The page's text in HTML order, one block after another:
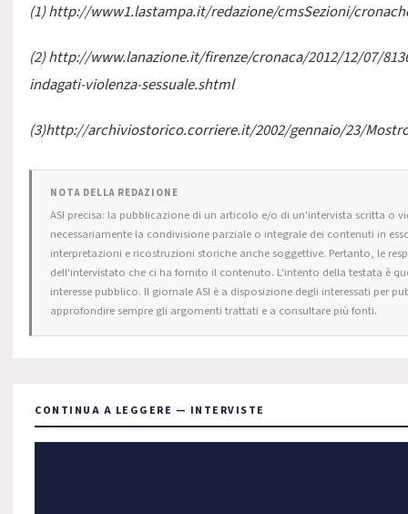
(1)http://www1.lastampa.it/redazione/cmsSezioni/
(2)http://www.lanazione.it/firenze/cronaca/2012/12/07/
indagati-violenza-sessuale.shtml
(3)http://archiviostorico.corriere.it/2002/gennaio/23/
NOTA DELLA REDAZIONE
ASI precisa: la pubblicazione di un articolo e/o di un'intervista scritta o
necessariamente la condivisione parziale o integrale dei contenuti in
interpretazioni e ricostruzioni storiche anche soggettive. Pertanto, le
dell'intervistato che ci ha fornito il contenuto. L'intento della testata è
interesse pubblico. Il giornale ASI è a disposizione degli interessati per
approfondire sempre gli argomenti trattati e a consultare più fonti.
CONTINUA A LEGGERE — INTERVISTE